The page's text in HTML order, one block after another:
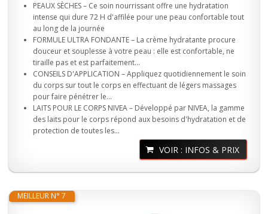
PEAUX SÈCHES – Ce soin nourrissant offre une hydratation
intense qui dure 72 H d'affilée pour une peau confortable tout
au long de la journée
FORMULE ULTRA FONDANTE – La crème hydratante procure
douceur et souplesse à votre peau : elle est confortable, ne
tiraille pas et est parfaitement...
CONSEILS D'APPLICATION – Appliquez quotidiennement le soin
du corps sur tout le corps en effectuant de légers massages
pour faire pénétrer le...
LAITS POUR LE CORPS NIVEA – Développé par NIVEA, la gamme
des laits pour le corps répond aux besoins d'hydratation et de
protection de toutes les...
VOIR : INFOS & PRIX
MEILLEUR N° 7